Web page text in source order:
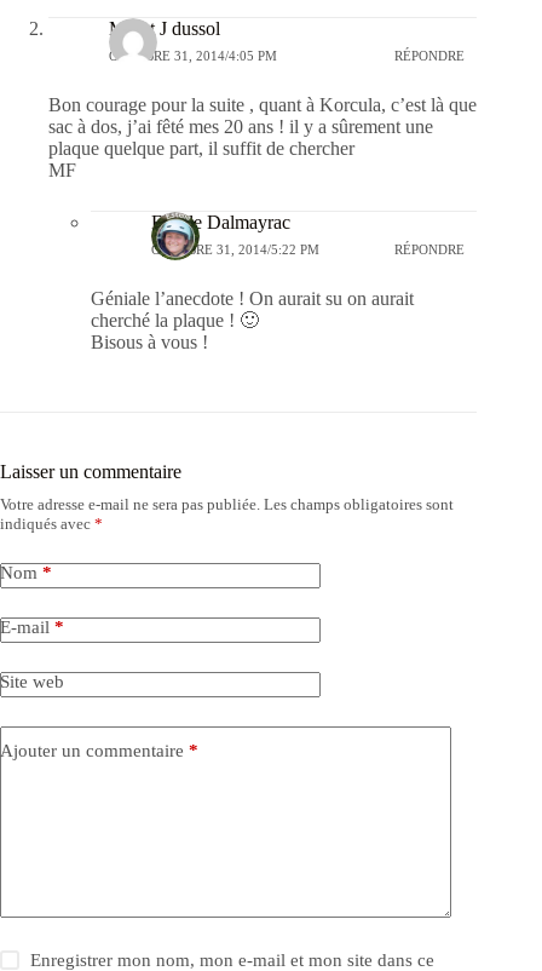
MF et J dussol
OCTOBRE 31, 2014/4:05 PM RÉPONDRE
Bon courage pour la suite , quant à Korcula, c’est là que
sac à dos, j’ai fêté mes 20 ans ! il y a sûrement une
plaque quelque part, il suffit de chercher
MF
Estelle Dalmayrac
OCTOBRE 31, 2014/5:22 PM RÉPONDRE
Géniale l’anecdote ! On aurait su on aurait
cherché la plaque ! 🙂
Bisous à vous !
Laisser un commentaire
Votre adresse e-mail ne sera pas publiée. Les champs obligatoires sont
indiqués avec *
Nom *
E-mail *
Site web
Ajouter un commentaire *
Enregistrer mon nom, mon e-mail et mon site dans ce